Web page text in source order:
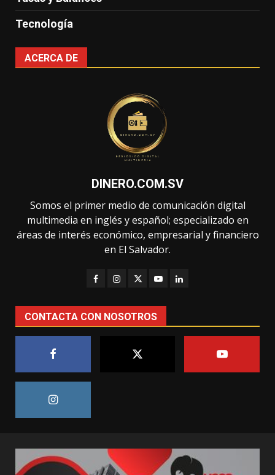
Tecnología
ACERCA DE
DINERO.COM.SV
Somos el primer medio de comunicación digital
multimedia en inglés y español; especializado en
áreas de interés económico, empresarial y financiero
en El Salvador.
CONTACTA CON NOSOTROS